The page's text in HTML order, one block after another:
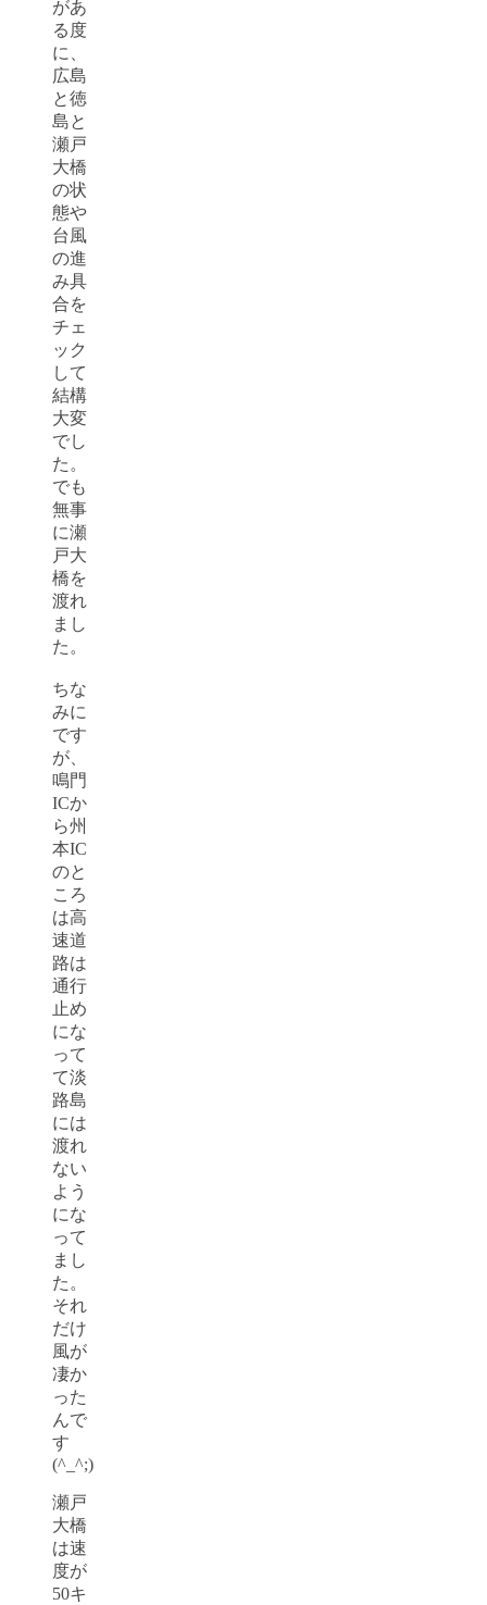
があ
る度
に、
広島
と徳
島と
瀬戸
大橋
の状
態や
台風
の進
み具
合を
チェ
ック
して
結構
大変
でし
た。
でも
無事
に瀬
戸大
橋を
渡れ
まし
た。
ちな
みに
です
が、
鳴門
ICか
ら州
本IC
のと
ころ
は高
速道
路は
通行
止め
にな
って
て淡
路島
には
渡れ
ない
よう
にな
って
まし
た。
それ
だけ
風が
凄か
った
んで
す
(^_^;)
瀬戸
大橋
は速
度が
50キ